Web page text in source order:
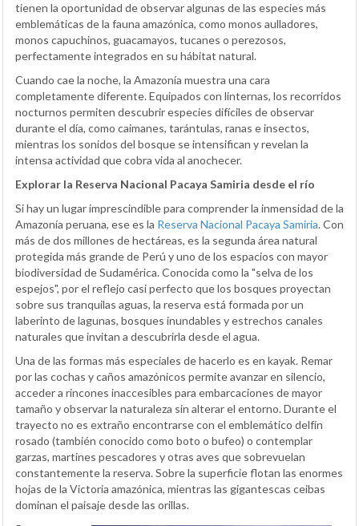
tienen la oportunidad de observar algunas de las especies más
emblemáticas de la fauna amazónica, como monos aulladores,
monos capuchinos, guacamayos, tucanes o perezosos,
perfectamente integrados en su hábitat natural.
Cuando cae la noche, la Amazonía muestra una cara
completamente diferente. Equipados con linternas, los recorridos
nocturnos permiten descubrir especies difíciles de observar
durante el día, como caimanes, tarántulas, ranas e insectos,
mientras los sonidos del bosque se intensifican y revelan la
intensa actividad que cobra vida al anochecer.
Explorar la Reserva Nacional Pacaya Samiria desde el río
Si hay un lugar imprescindible para comprender la inmensidad de la
Amazonía peruana, ese es la Reserva Nacional Pacaya Samiria. Con
más de dos millones de hectáreas, es la segunda área natural
protegida más grande de Perú y uno de los espacios con mayor
biodiversidad de Sudamérica. Conocida como la "selva de los
espejos", por el reflejo casi perfecto que los bosques proyectan
sobre sus tranquilas aguas, la reserva está formada por un
laberinto de lagunas, bosques inundables y estrechos canales
naturales que invitan a descubrirla desde el agua.
Una de las formas más especiales de hacerlo es en kayak. Remar
por las cochas y caños amazónicos permite avanzar en silencio,
acceder a rincones inaccesibles para embarcaciones de mayor
tamaño y observar la naturaleza sin alterar el entorno. Durante el
trayecto no es extraño encontrarse con el emblemático delfín
rosado (también conocido como boto o bufeo) o contemplar
garzas, martines pescadores y otras aves que sobrevuelan
constantemente la reserva. Sobre la superficie flotan las enormes
hojas de la Victoria amazónica, mientras las gigantescas ceibas
dominan el paisaje desde las orillas.